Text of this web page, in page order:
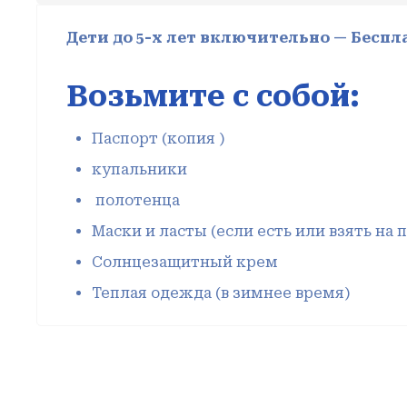
Дети до 5-х лет включительно —
Возьмите с собой:
Паспорт (копия )
купальники
полотенца
Маски и ласты (если есть или взять на
Солнцезащитный крем
Теплая одежда (в зимнее время)